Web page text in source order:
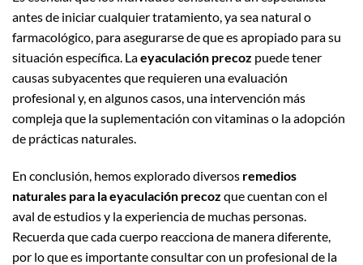
antes de iniciar cualquier tratamiento, ya sea natural o
farmacológico, para asegurarse de que es apropiado para su
situación específica. Laeyaculación precoz puede tener
causas subyacentes que requieren una evaluación
profesional y, en algunos casos, una intervención más
compleja que la suplementación con vitaminas o la adopción
de prácticas naturales.
En conclusión, hemos explorado diversos remedios
naturales para la eyaculación precoz que cuentan con el
aval de estudios y la experiencia de muchas personas.
Recuerda que cada cuerpo reacciona de manera diferente,
por lo que es importante consultar con un profesional de la